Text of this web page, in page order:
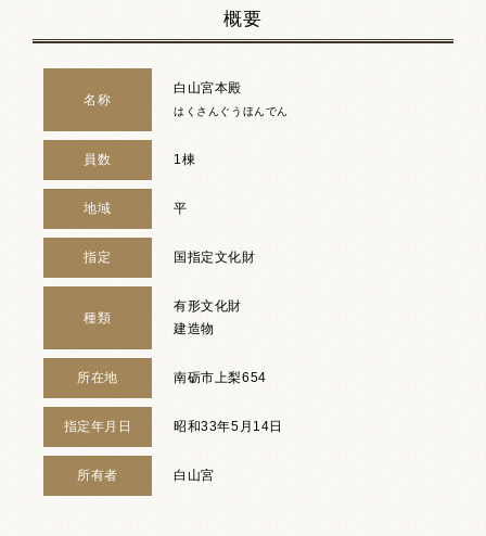
概要
名称
白山宮本殿
はくさんぐうほんでん
員数 1棟
地域 平
指定 国指定文化財
種類
有形文化財
建造物
所在地 南砺市上梨654
指定年月日 昭和33年5月14日
所有者 白山宮